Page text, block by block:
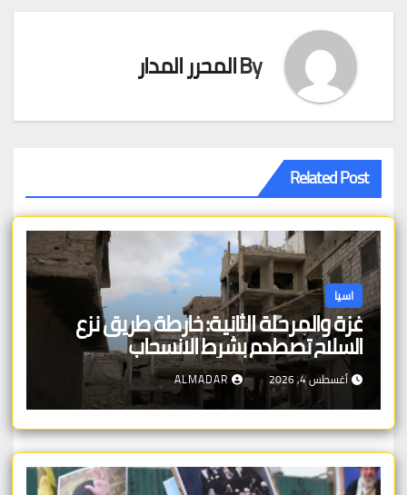
Byالمحرر المدار
Related Post
اسيا
غزة والمرحلة الثانية: خارطة طريق نزع
السلاح تصطدم بشرط الانسحاب
أغسطس 4, 2026 ALMADAR